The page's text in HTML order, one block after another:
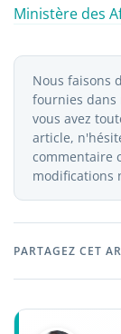
Ministère des
Nous faisons
fournies dans
vous avez
article,
commentaire
modifications
PARTAGEZ CET